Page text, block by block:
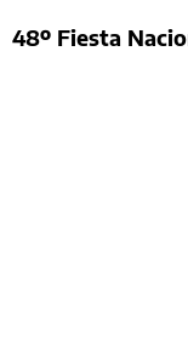
48º Fiesta